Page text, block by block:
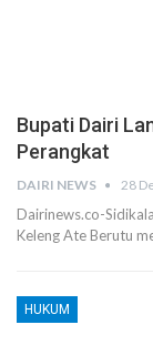
Bupati Dairi
Perangkat
DAIRI NEWS 28
Dairinews.co-
Keleng Ate Berutu
HUKUM